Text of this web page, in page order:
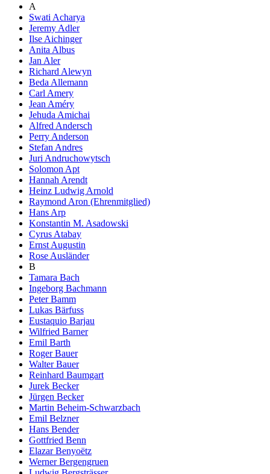
A
Swati Acharya
Jeremy Adler
Ilse Aichinger
Anita Albus
Jan Aler
Richard Alewyn
Beda Allemann
Carl Amery
Jean Améry
Jehuda Amichai
Alfred Andersch
Perry Anderson
Stefan Andres
Juri Andruchowytsch
Solomon Apt
Hannah Arendt
Heinz Ludwig Arnold
Raymond Aron (Ehrenmitglied)
Hans Arp
Konstantin M. Asadowski
Cyrus Atabay
Ernst Augustin
Rose Ausländer
B
Tamara Bach
Ingeborg Bachmann
Peter Bamm
Lukas Bärfuss
Eustaquio Barjau
Wilfried Barner
Emil Barth
Roger Bauer
Walter Bauer
Reinhard Baumgart
Jurek Becker
Jürgen Becker
Martin Beheim-Schwarzbach
Emil Belzner
Hans Bender
Gottfried Benn
Elazar Benyoëtz
Werner Bergengruen